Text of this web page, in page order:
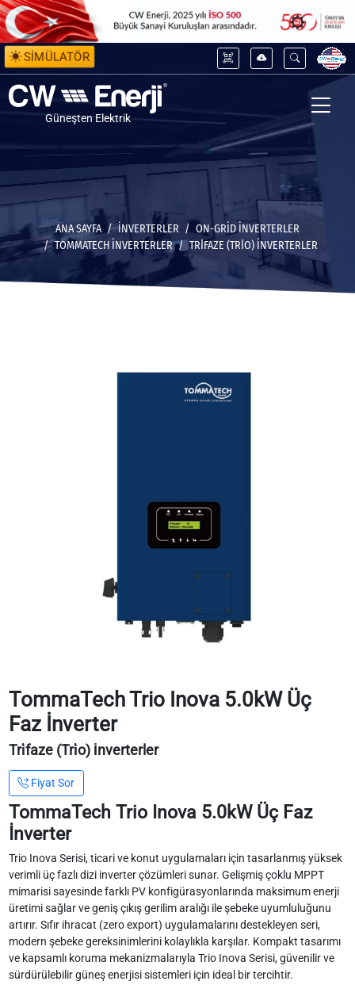
SİMÜLATÖR
Güneşten Elektrik
ANA SAYFA İNVERTERLER
ON-GRID İNVERTERLER
TOMMATECH İNVERTERLER
TRİFAZE (TRİO) İNVERTERLER
TommaTech Trio Inova 5.0kW Üç
Faz İnverter
Tri̇faze (Tri̇o) İnverterler
Fiyat Sor
TommaTech Trio Inova 5.0kW Üç Faz
İnverter
Trio Inova Serisi, ticari ve konut uygulamaları için tasarlanmış yüksek
verimli üç fazlı dizi inverter çözümleri sunar. Gelişmiş çoklu MPPT
mimarisi sayesinde farklı PV konfigürasyonlarında maksimum enerji
üretimi sağlar ve geniş çıkış gerilim aralığı ile şebeke uyumluluğunu
artırır. Sıfır ihracat (zero export) uygulamalarını destekleyen seri,
modern şebeke gereksinimlerini kolaylıkla karşılar. Kompakt tasarımı
ve kapsamlı koruma mekanizmalarıyla Trio Inova Serisi, güvenilir ve
sürdürülebilir güneş enerjisi sistemleri için ideal bir tercihtir.